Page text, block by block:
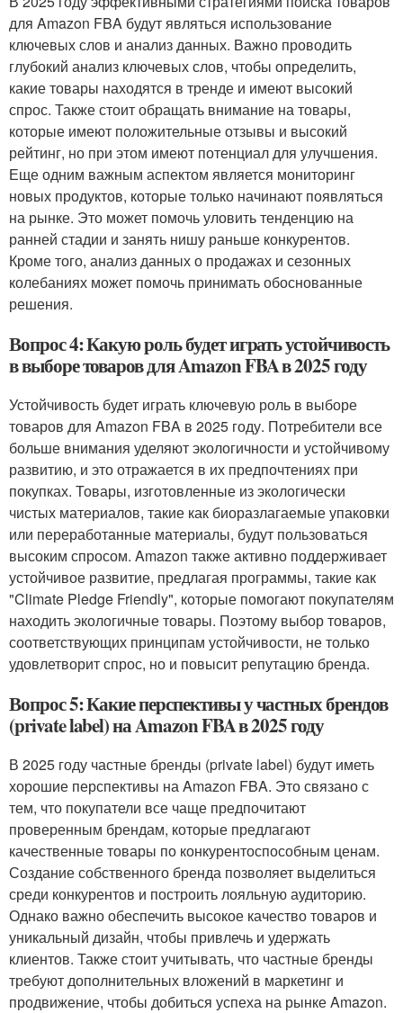
для Amazon FBA будут являться использование
ключевых слов и анализ данных. Важно проводить
глубокий анализ ключевых слов, чтобы определить,
какие товары находятся в тренде и имеют высокий
спрос. Также стоит обращать внимание на товары,
которые имеют положительные отзывы и высокий
рейтинг, но при этом имеют потенциал для улучшения.
Еще одним важным аспектом является мониторинг
новых продуктов, которые только начинают появляться
на рынке. Это может помочь уловить тенденцию на
ранней стадии и занять нишу раньше конкурентов.
Кроме того, анализ данных о продажах и сезонных
колебаниях может помочь принимать обоснованные
решения.
Вопрос 4: Какую роль будет играть устойчивость
в выборе товаров для Amazon FBA в 2025 году
Устойчивость будет играть ключевую роль в выборе
товаров для Amazon FBA в 2025 году. Потребители все
больше внимания уделяют экологичности и устойчивому
развитию, и это отражается в их предпочтениях при
покупках. Товары, изготовленные из экологически
чистых материалов, такие как биоразлагаемые упаковки
или переработанные материалы, будут пользоваться
высоким спросом. Amazon также активно поддерживает
устойчивое развитие, предлагая программы, такие как
"Climate Pledge Friendly", которые помогают покупателям
находить экологичные товары. Поэтому выбор товаров,
соответствующих принципам устойчивости, не только
удовлетворит спрос, но и повысит репутацию бренда.
Вопрос 5: Какие перспективы у частных брендов
(private label) на Amazon FBA в 2025 году
В 2025 году частные бренды (private label) будут иметь
хорошие перспективы на Amazon FBA. Это связано с
тем, что покупатели все чаще предпочитают
проверенным брендам, которые предлагают
качественные товары по конкурентоспособным ценам.
Создание собственного бренда позволяет выделиться
среди конкурентов и построить лояльную аудиторию.
Однако важно обеспечить высокое качество товаров и
уникальный дизайн, чтобы привлечь и удержать
клиентов. Также стоит учитывать, что частные бренды
требуют дополнительных вложений в маркетинг и
продвижение, чтобы добиться успеха на рынке Amazon.